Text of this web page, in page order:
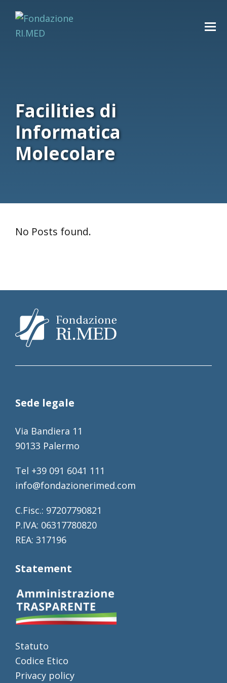
Facilities di
Informatica
Molecolare
No Posts found.
Sede legale
Via Bandiera 11
90133 Palermo
Tel +39 091 6041 111
info@fondazionerimed.com
C.Fisc.: 97207790821
P.IVA: 06317780820
REA: 317196
Statement
Statuto
Codice Etico
Privacy policy